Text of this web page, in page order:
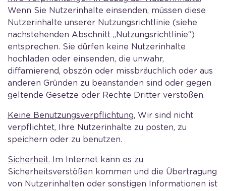
Wenn Sie Nutzerinhalte einsenden, müssen diese
Nutzerinhalte unserer Nutzungsrichtlinie (siehe
nachstehenden Abschnitt „Nutzungsrichtlinie“)
entsprechen. Sie dürfen keine Nutzerinhalte
hochladen oder einsenden, die unwahr,
diffamierend, obszön oder missbräuchlich oder aus
anderen Gründen zu beanstanden sind oder gegen
geltende Gesetze oder Rechte Dritter verstoßen.
Keine Benutzungsverpflichtung. Wir sind nicht
verpflichtet, Ihre Nutzerinhalte zu posten, zu
speichern oder zu benutzen.
Sicherheit. Im Internet kann es zu
Sicherheitsverstößen kommen und die Übertragung
von Nutzerinhalten oder sonstigen Informationen ist